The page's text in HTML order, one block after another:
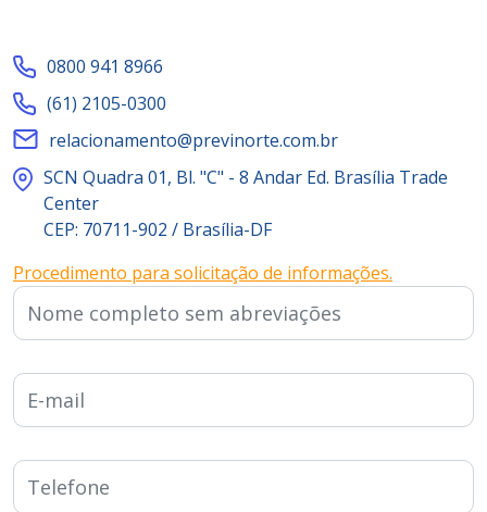
0800 941 8966
(61) 2105-0300
relacionamento@previnorte.com.br
SCN Quadra 01, Bl. "C" - 8 Andar Ed. Brasília Trade
Center
CEP: 70711-902 / Brasília-DF
Procedimento para solicitação de informações.